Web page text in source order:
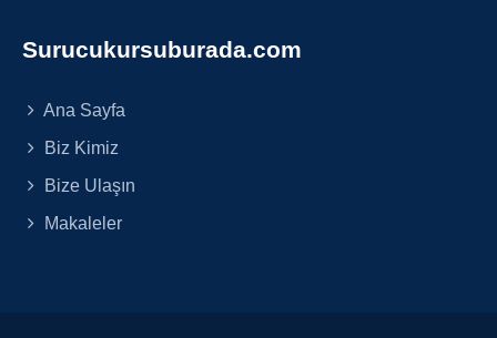
Surucukursuburada.com
Ana Sayfa
Biz Kimiz
Bize Ulaşın
Makaleler